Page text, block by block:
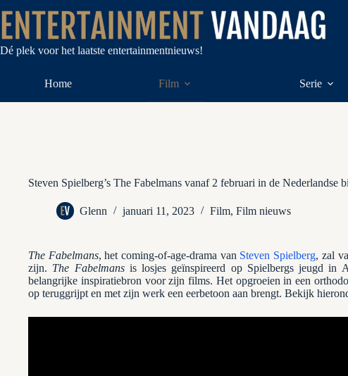
naar
de
inhoud
Dé plek voor het laatste entertainmentnieuws!
Home Film Serie
Steven Spielberg’s The Fabelmans vanaf 2 februari in de Nederlandse
Glenn januari 11, 2023 Film, Film nieuws
The Fabelmans, het coming-of-age-drama van Steven Spielberg, zal
zijn. The Fabelmansis losjes geïnspireerd op Spielbergs jeugd in
belangrijke inspiratiebron voor zijn films. Het opgroeien in een
op teruggrijpt en met zijn werk een eerbetoon aan brengt. Bekijk